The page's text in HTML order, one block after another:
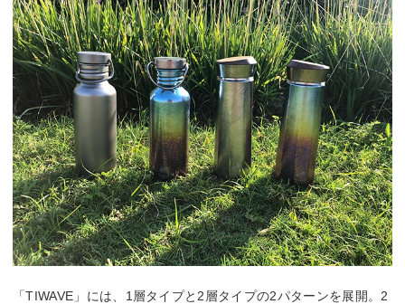
「TIWAVE」には、1層タイプと2層タイプの2パターンを展開。2